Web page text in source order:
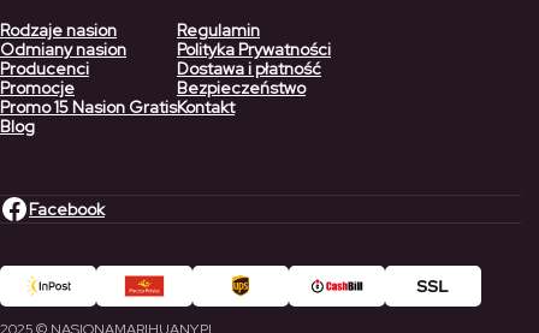
Rodzaje nasion
Odmiany nasion
Producenci
Promocje
Promo 15 Nasion Gratis
Blog
Regulamin
Polityka Prywatności
Dostawa i płatność
Bezpieczeństwo
Kontakt
Facebook